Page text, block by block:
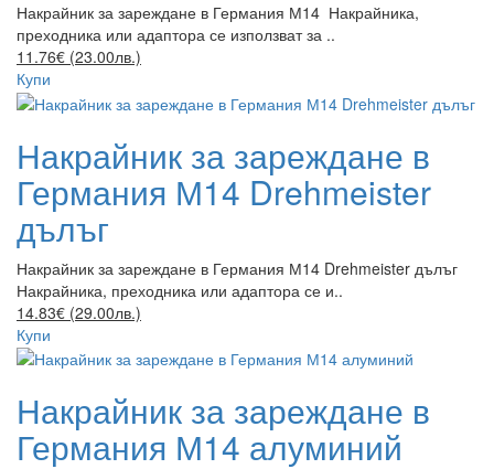
Накрайник за зареждане в Германия М14 Накрайника,
преходника или адаптора се използват за ..
11.76€ (23.00лв.)
Купи
Накрайник за зареждане в
Германия М14 Drehmeister
дълъг
Накрайник за зареждане в Германия М14 Drehmeister дълъг
Накрайника, преходника или адаптора се и..
14.83€ (29.00лв.)
Купи
Накрайник за зареждане в
Германия М14 алуминий